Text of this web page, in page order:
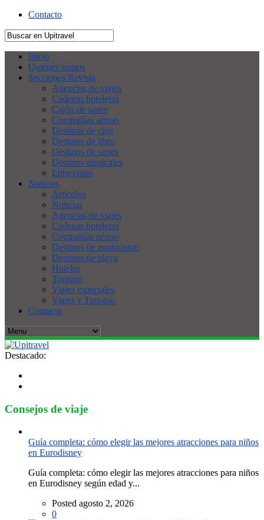
Contacto
Inicio
Quienes somos
Secciones Revista
Agencias de viajes
Cadenas hoteleras
Cajón de sastre
Compañías aéreas
Destinos de cine
Destinos de libro
Destinos de series
Destinos musicales
Entrevistas
Noticias
Artículos
Noticias
Agencias de viajes
Cadenas hoteleras
Compañías aéreas
Destinos de enoturismo
Destinos de playa
Hoteles
Turismo
Viajes especiales
Viajes y Turismo
Contacto
Destacado:
Consejos de viaje
Guía completa: cómo elegir las mejores atracciones para niños
en Eurodisney
Guía completa: cómo elegir las mejores atracciones para niños
en Eurodisney según edad y...
Posted agosto 2, 2026
0